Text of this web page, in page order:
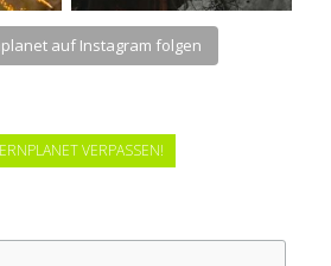
auf Instagram folgen
VERPASSEN!